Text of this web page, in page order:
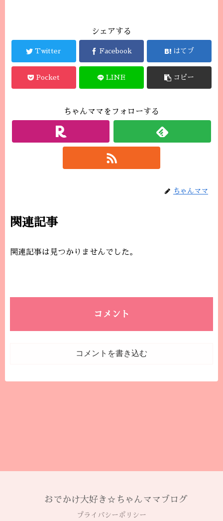
シェアする
Twitter Facebook はてブ
Pocket LINE コピー
ちゃんママをフォローする
ちゃんママ
関連記事
関連記事は見つかりませんでした。
コメント
コメントを書き込む
おでかけ大好き☆ちゃんママブログ
プライバシーポリシー